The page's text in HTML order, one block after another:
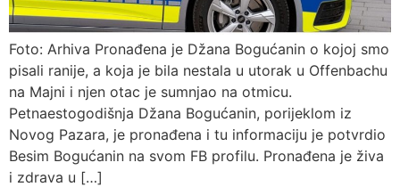
Foto: Arhiva Pronađena je Džana Bogućanin o kojoj smo
pisali ranije, a koja je bila nestala u utorak u Offenbachu
na Majni i njen otac je sumnjao na otmicu.
Petnaestogodišnja Džana Bogućanin, porijeklom iz
Novog Pazara, je pronađena i tu informaciju je potvrdio
Besim Bogućanin na svom FB profilu. Pronađena je živa
i zdrava u […]